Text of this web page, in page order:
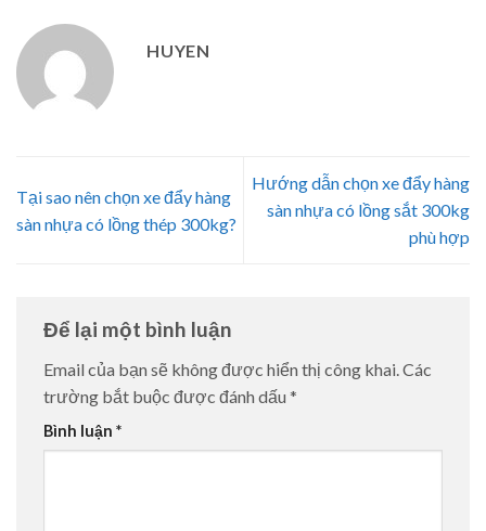
HUYEN
Tại sao nên chọn xe đẩy hàng
sàn nhựa có lồng thép 300kg?
Hướng dẫn chọn xe đẩy hàng
sàn nhựa có lồng sắt 300kg
phù hợp
Để lại một bình luận
Email của bạn sẽ không được hiển thị công khai.Các
trường bắt buộc được đánh dấu *
Bình luận *